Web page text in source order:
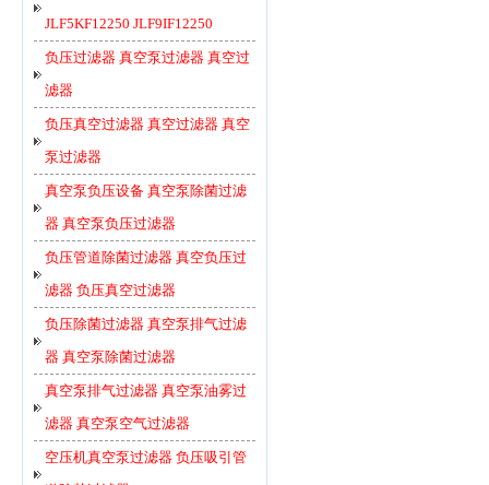
JLF5KF12250 JLF9IF12250
负压过滤器 真空泵过滤器 真空过
滤器
负压真空过滤器 真空过滤器 真空
泵过滤器
真空泵负压设备 真空泵除菌过滤
器 真空泵负压过滤器
负压管道除菌过滤器 真空负压过
滤器 负压真空过滤器
负压除菌过滤器 真空泵排气过滤
器 真空泵除菌过滤器
真空泵排气过滤器 真空泵油雾过
滤器 真空泵空气过滤器
空压机真空泵过滤器 负压吸引管